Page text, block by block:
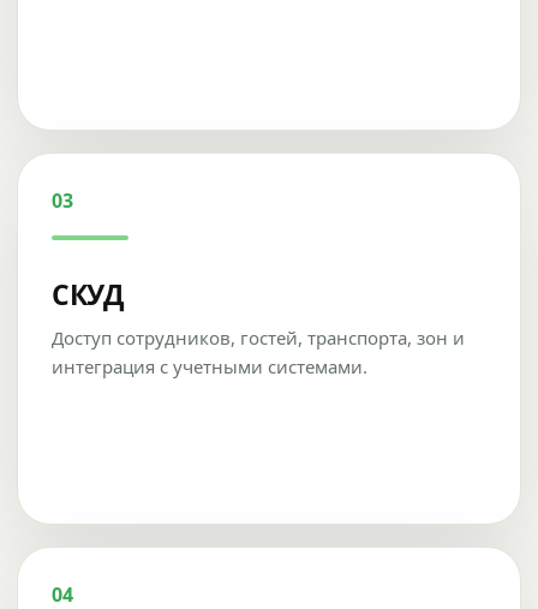
03
СКУД
Доступ сотрудников, гостей, транспорта, зон и
интеграция с учетными системами.
04